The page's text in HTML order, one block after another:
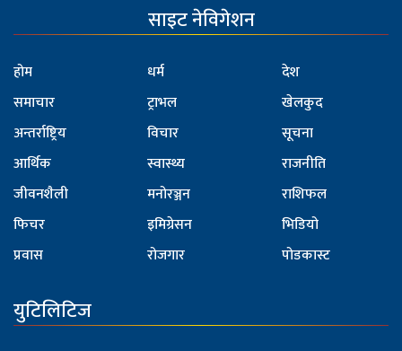
साइट नेविगेशन
होम
समाचार
अन्तर्राष्ट्रिय
आर्थिक
जीवनशैली
फिचर
प्रवास
धर्म
ट्राभल
विचार
स्वास्थ्य
मनोरञ्जन
इमिग्रेसन
रोजगार
देश
खेलकुद
सूचना
राजनीति
राशिफल
भिडियो
पोडकास्ट
युटिलिटिज